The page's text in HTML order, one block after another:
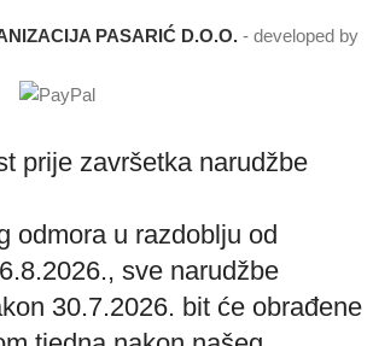
PASARIĆ D.O.O. - developed by
prije završetka narudžbe
odmora u razdoblju od
sve narudžbe
30.7.2026. bit će obrađene